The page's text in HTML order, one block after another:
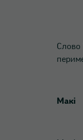
Слово
Макі